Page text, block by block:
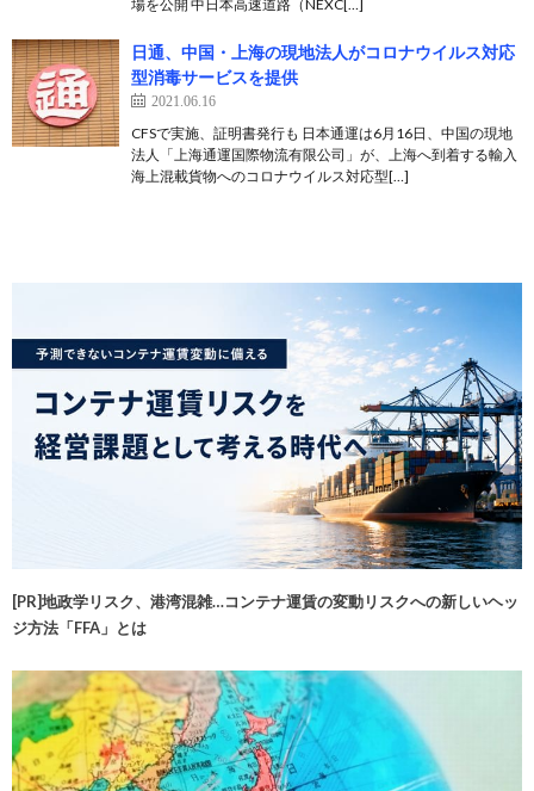
場を公開 中日本高速道路（NEXC[…]
日通、中国・上海の現地法人がコロナウイルス対応
型消毒サービスを提供
2021.06.16
CFSで実施、証明書発行も 日本通運は6月16日、中国の現地
法人「上海通運国際物流有限公司」が、上海へ到着する輸入
海上混載貨物へのコロナウイルス対応型[…]
[PR]地政学リスク、港湾混雑…コンテナ運賃の変動リスクへの新しいヘッ
ジ方法「FFA」とは